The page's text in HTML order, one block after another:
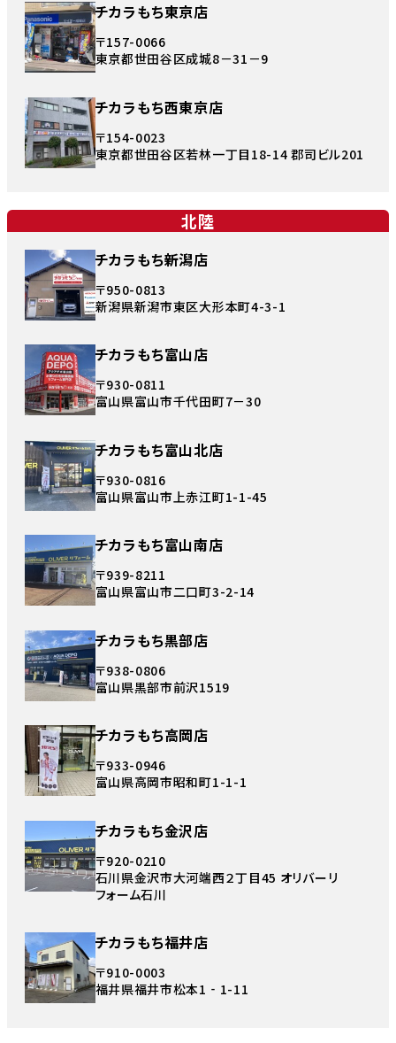
チカラもち東京店
〒157-0066
東京都世田谷区成城8－31－9
チカラもち西東京店
〒154-0023
東京都世田谷区若林一丁目18-14 郡司ビル201
北陸
チカラもち新潟店
〒950-0813
新潟県新潟市東区大形本町4-3-1
チカラもち富山店
〒930-0811
富山県富山市千代田町7－30
チカラもち富山北店
〒930-0816
富山県富山市上赤江町1-1-45
チカラもち富山南店
〒939-8211
富山県富山市二口町3-2-14
チカラもち黒部店
〒938-0806
富山県黒部市前沢1519
チカラもち高岡店
〒933-0946
富山県高岡市昭和町1-1-1
チカラもち金沢店
〒920-0210
石川県金沢市大河端西２丁目45 オリバーリ
フォーム石川
チカラもち福井店
〒910-0003
福井県福井市松本1‐1-11